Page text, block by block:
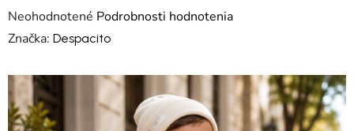
Priemerné hodnotenie produktu je 0,0 z 5 hviezdičiek.
Neohodnotené Podrobnosti hodnotenia
Značka: Despacito